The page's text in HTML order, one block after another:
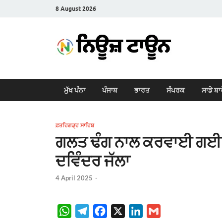
8 August 2026
ਮੁੱਖ ਪੰਨਾ ਪੰਜਾਬ ਭਾਰਤ ਸੰਪਰਕ ਸਾਡੇ
ਫ਼ਤਹਿਗੜ੍ਹ ਸਾਹਿਬ
ਗਲਤ ਢੰਗ ਨਾਲ ਕਰਵਾਈ ਗਈ
ਦਵਿੰਦਰ ਜੱਲਾ
4 April 2025 -
W